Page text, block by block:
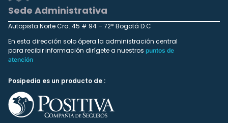
Sede Administrativa
Autopista Norte Cra. 45 # 94 – 72* Bogotá D.C
En esta dirección solo ópera la administración central
para recibir información dirígete a nuestros puntos de
atención
Posipedia es un producto de :